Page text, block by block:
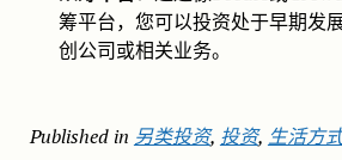
筹平台，您可以投资处于早期发
创公司或相关业务。
Published in 另类投资, 投资, 生活方